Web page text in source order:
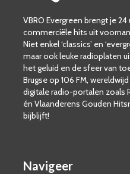
VBRO Evergreen brengt je
commerciële hits uit
Niet enkel ‘classics’ en
maar ook leuke radioplaten
het geluid en de sfeer van
Brugse op 106 FM,
digitale radio-portalen zoals
én Vlaanderens Gouden
bijblijft!
Navigeer